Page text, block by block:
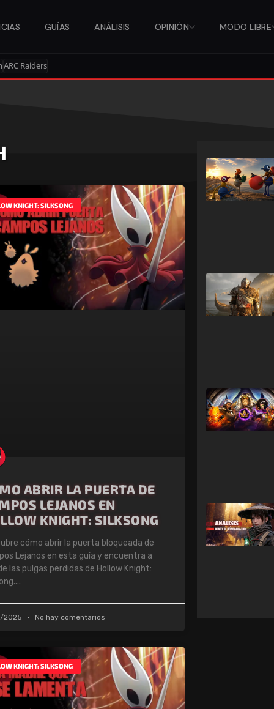
GUÍAS ANÁLISIS OPINIÓN MODO LIBRE
ARC Raiders
KNIGHT: SILKSONG
ABRIR LA PUERTA DE
LEJANOS EN
KNIGHT: SILKSONG
cómo abrir la puerta bloqueada de
Lejanos en esta guía y encuentra a
las pulgas perdidas de Hollow Knight:
2025 No hay comentarios
KNIGHT: SILKSONG